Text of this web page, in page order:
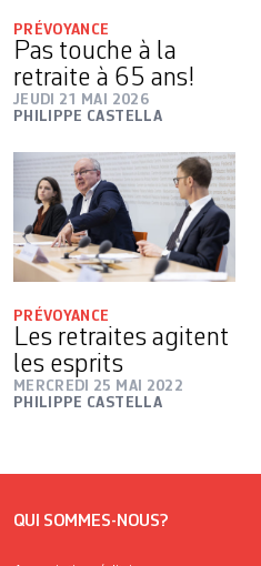
PRÉVOYANCE
Pas touche à la
retraite à 65 ans!
JEUDI 21 MAI 2026
PHILIPPE CASTELLA
PRÉVOYANCE
Les retraites agitent
les esprits
MERCREDI 25 MAI 2022
PHILIPPE CASTELLA
QUI SOMMES-NOUS?